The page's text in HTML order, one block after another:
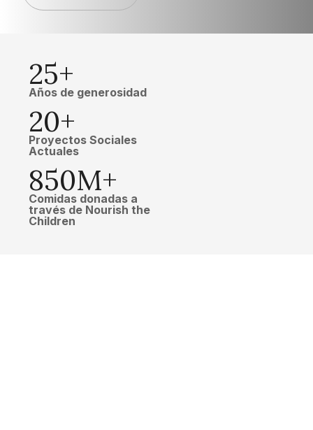
25+
Años de generosidad
20+
Proyectos Sociales
Actuales
850M+
Comidas donadas a
través de Nourish the
Children